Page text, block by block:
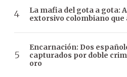
La mafia del gota a gota:
extorsivo colombiano que
Encarnación: Dos
capturados por doble
oro